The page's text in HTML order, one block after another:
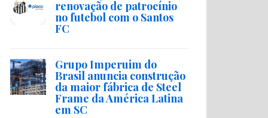
renovação de patrocínio
no futebol com o Santos
FC
Grupo Imperuim do
Brasil anuncia construção
da maior fábrica de Steel
Frame da América Latina
em SC